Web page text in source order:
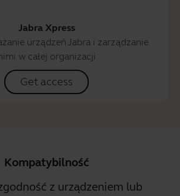
Jabra Xpress
urządzeń Jabra i zarządzanie
w całej organizacji
Get access
Kompatybilność
z urządzeniem lub